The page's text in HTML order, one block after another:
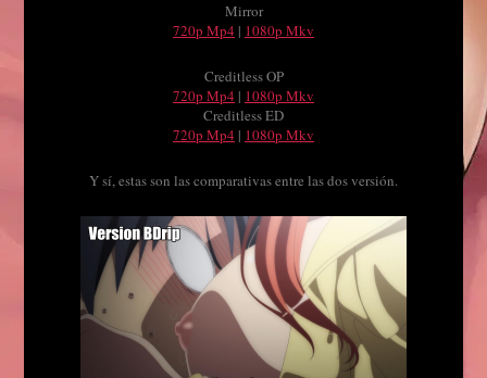
Mirror
720p Mp4 | 1080p Mkv
Creditless OP
720p Mp4 | 1080p Mkv
Creditless ED
720p Mp4 | 1080p Mkv
Y sí, estas son las comparativas entre las dos versión.